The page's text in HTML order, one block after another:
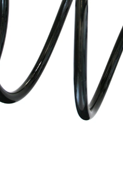
Šroubovitá
pružina s
konstatním
S3